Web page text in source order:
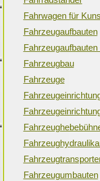
Fahrwagen für
Fahrzeugaufbauten
Fahrzeugbau
Fahrzeuge
Fahrzeugumbauten